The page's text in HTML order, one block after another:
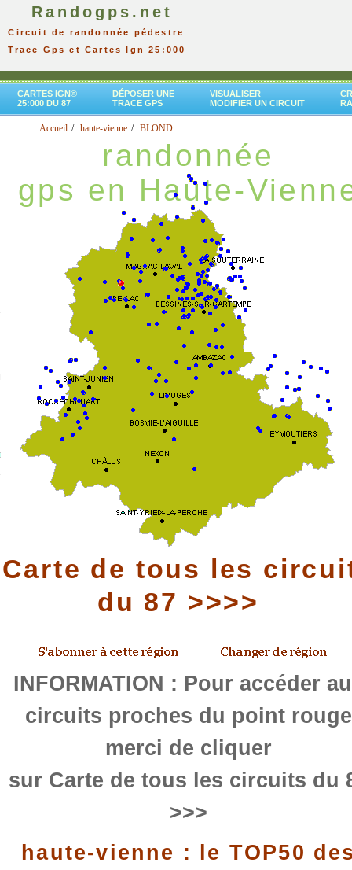
Randogps.net
Circuit de randonnée pédestre
Trace Gps et Cartes Ign 25:000
CARTES IGN®
25:000 DU 87
DÉPOSER UNE
TRACE GPS
VISUALISER
MODIFIER UN CIRCUIT
Accueil haute-vienne BLOND
randonnée
gps en Haute-
Carte de tous les
du 87 >>>>
INFORMATION : Pour accéder
circuits proches du point rouge
merci de cliquer
sur Carte de tous les circuits du
>>>
haute-vienne : le TOP50